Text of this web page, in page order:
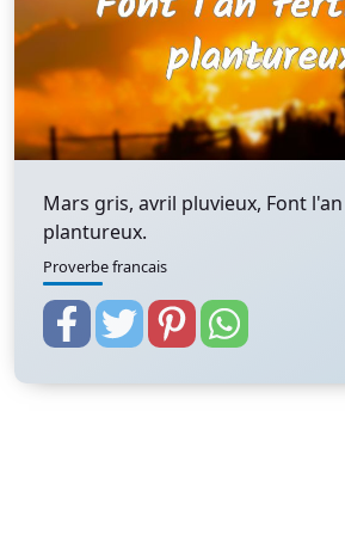
Mars gris, avril pluvieux, Font
plantureux.
Proverbe francais